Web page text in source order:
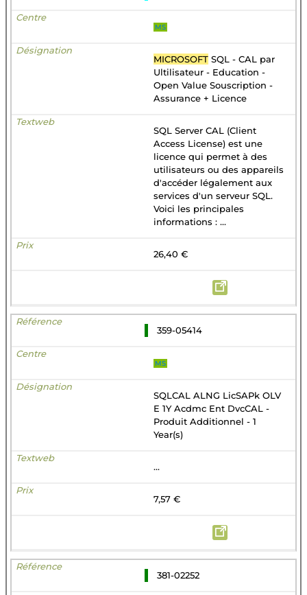
MS
MICROSOFT SQL - CAL par
Ultilisateur - Education -
Open Value Souscription -
Assurance + Licence
SQL Server CAL (Client
Access License) est une
licence qui permet à des
utilisateurs ou des appareils
d'accéder légalement aux
services d'un serveur SQL.
Voici les principales
informations : ...
26,40 €
359-05414
MS
SQLCAL ALNG LicSAPk OLV
E 1Y Acdmc Ent DvcCAL -
Produit Additionnel - 1
Year(s)
...
7,57 €
381-02252